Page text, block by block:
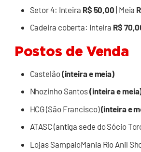
Setor 4: Inteira R$ 50,00 | Meia
Cadeira coberta: Inteira R$
Postos de Venda
Castelão(inteira e meia)
Nhozinho Santos(inteira e
HCG (São Francisco)(inteira e
ATASC (antiga sede do Sócio
Lojas SampaioMania Rio Anil